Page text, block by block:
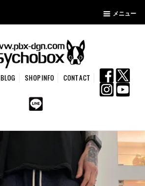
メニュー
BLOG SHOPINFO CONTACT